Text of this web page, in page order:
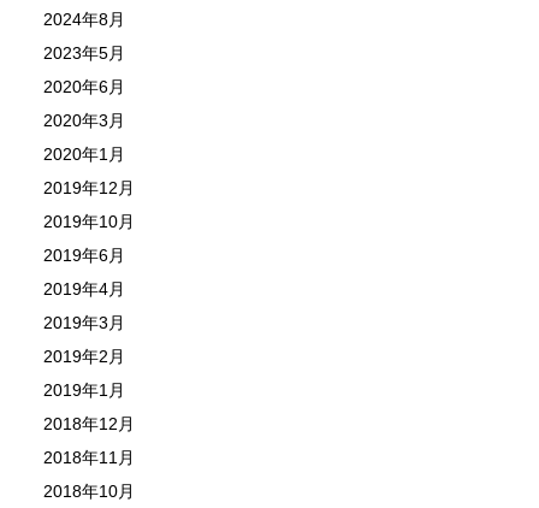
2024年8月
2023年5月
2020年6月
2020年3月
2020年1月
2019年12月
2019年10月
2019年6月
2019年4月
2019年3月
2019年2月
2019年1月
2018年12月
2018年11月
2018年10月